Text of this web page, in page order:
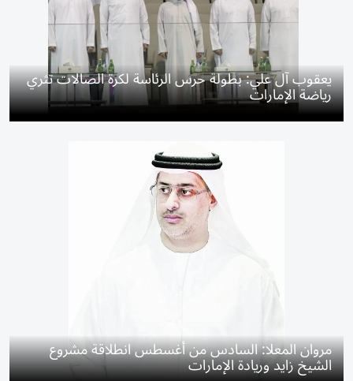
يعقوب آل علي: بطولة حرس الرئاسة لكرة الصالات تثري
رياضة الإمارات
مروان المعلا: السادس من أغسطس انطلاقة مشروع
الشيخ زايد وريادة الإمارات